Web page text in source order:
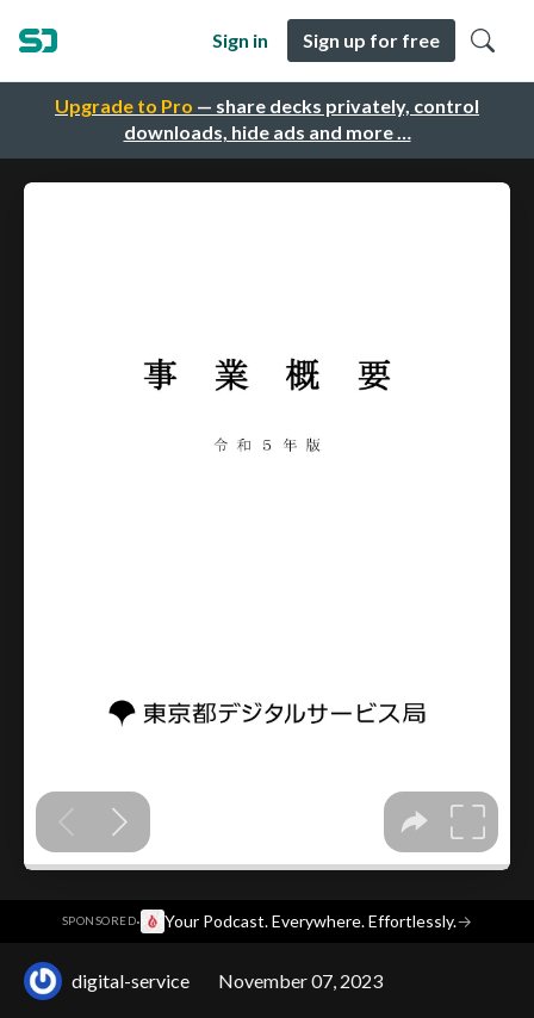
Upgrade to Pro — share decks privately, control
downloads, hide ads and more …
Sign in Sign up for free
SPONSORED· Your Podcast. Everywhere. Effortlessly.→
digital-service November 07, 2023